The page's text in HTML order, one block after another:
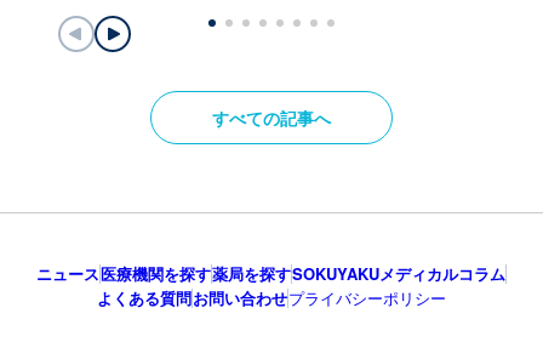
すべての記事へ
ニュース医療機関を探す薬局を探すSOKUYAKUメディカルコラム
よくある質問お問い合わせプライバシーポリシー